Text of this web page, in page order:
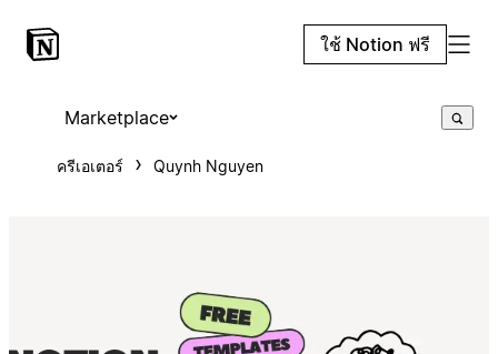
ใช้ Notion ฟรี
Marketplace
ครีเอเตอร์ Quynh Nguyen